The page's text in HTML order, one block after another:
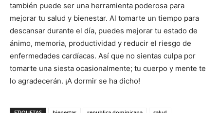
también puede ser una herramienta poderosa para
mejorar tu salud y bienestar. Al tomarte un tiempo para
descansar durante el día, puedes mejorar tu estado de
ánimo, memoria, productividad y reducir el riesgo de
enfermedades cardíacas. Así que no sientas culpa por
tomarte una siesta ocasionalmente; tu cuerpo y mente te
lo agradecerán. ¡A dormir se ha dicho!